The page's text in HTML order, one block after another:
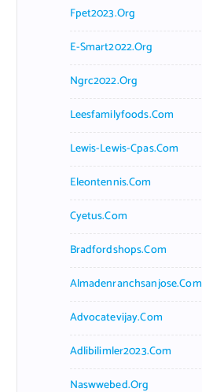
Fpet2023.org
E-Smart2022.org
Ngrc2022.org
Leesfamilyfoods.com
Lewis-Lewis-Cpas.com
Eleontennis.com
Cyetus.com
Bradfordshops.com
Almadenranchsanjose.com
Advocatevijay.com
Adlibilimler2023.com
Naswwebed.org